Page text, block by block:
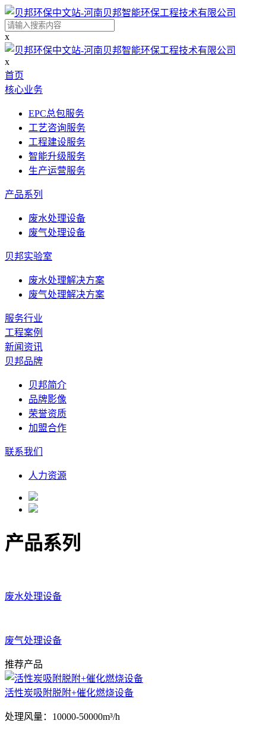
x
x
首页
核心业务
EPC总包服务
工艺咨询服务
工程建设服务
智能升级服务
生产运营服务
产品系列
废水处理设备
废气处理设备
贝邦实验室
废水处理解决方案
废气处理解决方案
服务行业
工程案例
新闻资讯
贝邦品牌
贝邦简介
品牌影像
荣誉资质
加盟合作
联系我们
人力资源
产品系列
废水处理设备
废气处理设备
推荐产品
活性炭吸附脱附+催化燃烧设备
处理风量： 10000-50000m³/h